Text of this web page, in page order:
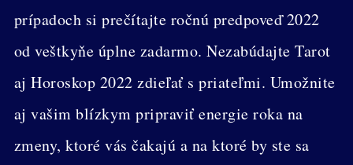
prípadoch si prečítajte ročnú predpoveď 2022
od veštkyňe úplne zadarmo. Nezabúdajte Tarot
aj Horoskop 2022 zdieľať s priateľmi. Umožnite
aj vašim blízkym pripraviť energie roka na
zmeny, ktoré vás čakajú a na ktoré by ste sa